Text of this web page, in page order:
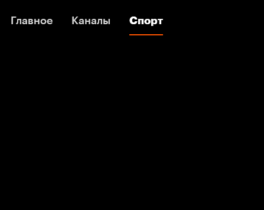
Главное Каналы Спорт
Главное Каналы Спорт